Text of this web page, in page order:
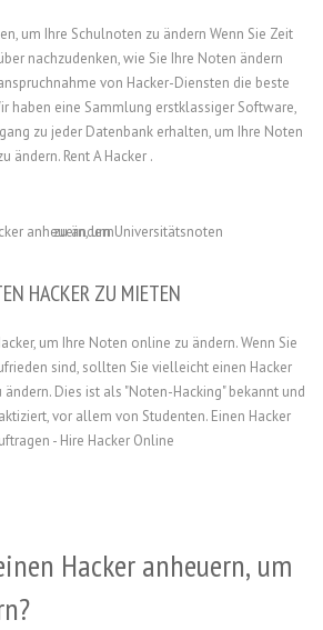
um Ihre Schulnoten zu ändern Wenn Sie Zeit
nachzudenken, wie Sie Ihre Noten ändern
von Hacker-Diensten die beste
haben eine Sammlung erstklassiger Software,
zu jeder Datenbank erhalten, um Ihre Noten
ändern. Rent A Hacker .
HACKER ZU MIETEN
um Ihre Noten online zu ändern. Wenn Sie
sind, sollten Sie vielleicht einen Hacker
ändern. Dies ist als "Noten-Hacking" bekannt und
vor allem von Studenten. Einen Hacker
- Hire Hacker Online
Hacker anheuern, um